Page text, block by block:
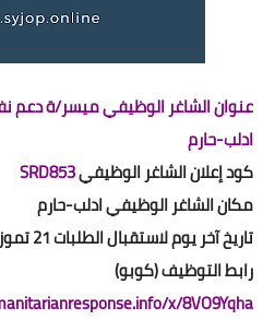
ادلب-حارم
كود إعلان الشاغر الوظيفيSRD853
مكان الشاغر الوظيفي ادلب-حارم
تاريخ آخر يوم لاستقبال الطلبات 21 تموز 2020
رابط التوظيف (كوبو)
x/8VO9Yqha